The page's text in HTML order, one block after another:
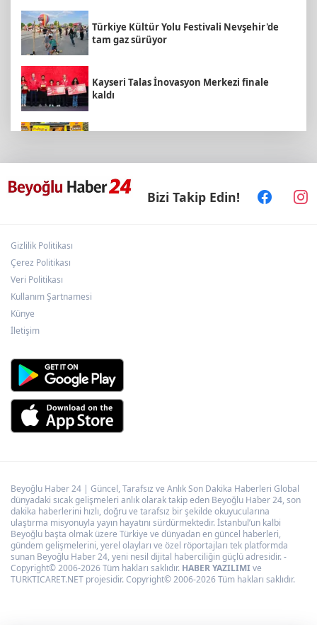
Türkiye Kültür Yolu Festivali Nevşehir'de
tam gaz sürüyor
Kayseri Talas İnovasyon Merkezi finale
kaldı
Nevşehir Kültür Yolu'nda etkinlikler
peşpeşe yapıldı
Bizi Takip Edin!
Gizlilik Politikası
Çerez Politikası
Veri Politikası
Kullanım Şartnamesi
Künye
İletişim
Beyoğlu Haber 24 | Güncel, Tarafsız ve Anlık Son Dakika Haberleri Global
dünyadaki sıcak gelişmeleri anlık olarak takip eden Beyoğlu Haber 24, son
dakika haberlerini hızlı, doğru ve tarafsız bir şekilde okuyucularına
ulaştırma misyonuyla yayın hayatını sürdürmektedir. İstanbul’un kalbi
Beyoğlu başta olmak üzere Türkiye ve dünyadan en güncel haberleri,
gündem gelişmelerini, yerel olayları ve özel röportajları tek platformda
sunan Beyoğlu Haber 24, yeni nesil dijital haberciliğin güçlü adresidir. -
Copyright© 2006-2026 Tüm hakları saklıdır. HABER YAZILIMIve
TURKTICARET.NET projesidir. Copyright© 2006-2026 Tüm hakları saklıdır.